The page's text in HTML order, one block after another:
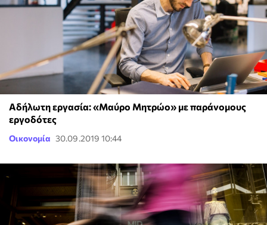
Αδήλωτη εργασία: «Μαύρο Μητρώο» με παράνομους
εργοδότες
Οικονομία 30.09.2019 10:44